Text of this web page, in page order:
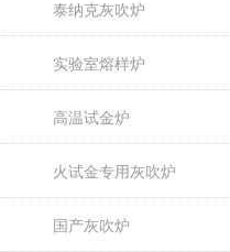
泰纳克灰吹炉
实验室熔样炉
高温试金炉
火试金专用灰吹炉
国产灰吹炉